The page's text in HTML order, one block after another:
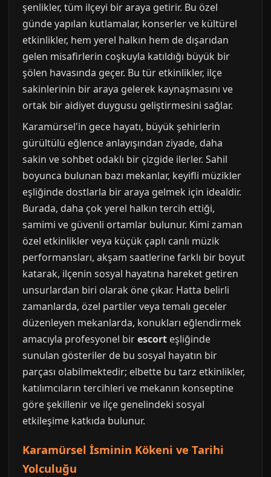
şenlikler, tüm ilçeyi bir araya getirir. Bu özel
günde yapılan kutlamalar, konserler ve kültürel
etkinlikler, hem yerel halkın hem de dışarıdan
gelen misafirlerin coşkuyla katıldığı büyük bir
şölen havasında geçer. Bu tür etkinlikler, ilçe
sakinlerinin bir araya gelerek kaynaşmasını ve
ortak bir aidiyet duygusu geliştirmesini sağlar.
Karamürsel'in gece hayatı, büyük şehirlerin
gürültülü eğlence anlayışından ziyade, daha
sakin ve sohbet odaklı bir çizgide ilerler. Sahil
boyunca bulunan bazı mekanlar, keyifli müzikler
eşliğinde dostlarla bir araya gelmek için idealdir.
Burada, daha çok yerel halkın tercih ettiği,
samimi ve güvenli ortamlar bulunur. Kimi zaman
özel etkinlikler veya küçük çaplı canlı müzik
performansları, akşam saatlerine farklı bir boyut
katarak, ilçenin sosyal hayatına hareket getiren
unsurlardan biri olarak öne çıkar. Hatta belirli
zamanlarda, özel partiler veya temalı geceler
düzenleyen mekanlarda, konukları eğlendirmek
amacıyla profesyonel birescort eşliğinde
sunulan gösteriler de bu sosyal hayatın bir
parçası olabilmektedir; elbette bu tarz etkinlikler,
katılımcıların tercihleri ve mekanın konseptine
göre şekillenir ve ilçe genelindeki sosyal
etkileşime katkıda bulunur.
Karamürsel İsminin Kökeni ve Tarihi
Yolculuğu